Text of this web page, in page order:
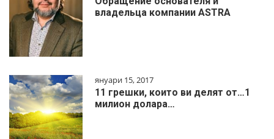
владельца компании ASTRA
януари 15, 2017
11 грешки, които ви делят от…1
милиoн дoлapa…